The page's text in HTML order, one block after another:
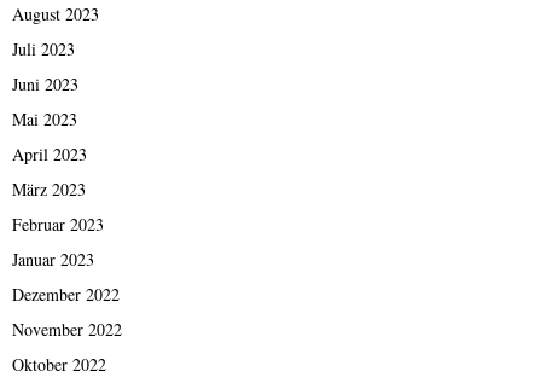
August 2023
Juli 2023
Juni 2023
Mai 2023
April 2023
März 2023
Februar 2023
Januar 2023
Dezember 2022
November 2022
Oktober 2022